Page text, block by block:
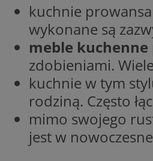
kuchnie
wykonane są
meble
zdobieniami.
kuchnie w tym
rodziną. Często
mimo swojego
jest w